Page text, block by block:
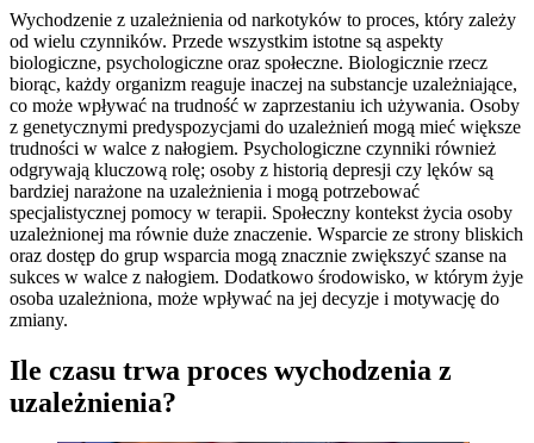
Wychodzenie z uzależnienia od narkotyków to proces, który zależy
od wielu czynników. Przede wszystkim istotne są aspekty
biologiczne, psychologiczne oraz społeczne. Biologicznie rzecz
biorąc, każdy organizm reaguje inaczej na substancje uzależniające,
co może wpływać na trudność w zaprzestaniu ich używania. Osoby
z genetycznymi predyspozycjami do uzależnień mogą mieć większe
trudności w walce z nałogiem. Psychologiczne czynniki również
odgrywają kluczową rolę; osoby z historią depresji czy lęków są
bardziej narażone na uzależnienia i mogą potrzebować
specjalistycznej pomocy w terapii. Społeczny kontekst życia osoby
uzależnionej ma równie duże znaczenie. Wsparcie ze strony bliskich
oraz dostęp do grup wsparcia mogą znacznie zwiększyć szanse na
sukces w walce z nałogiem. Dodatkowo środowisko, w którym żyje
osoba uzależniona, może wpływać na jej decyzje i motywację do
zmiany.
Ile czasu trwa proces wychodzenia z
uzależnienia?